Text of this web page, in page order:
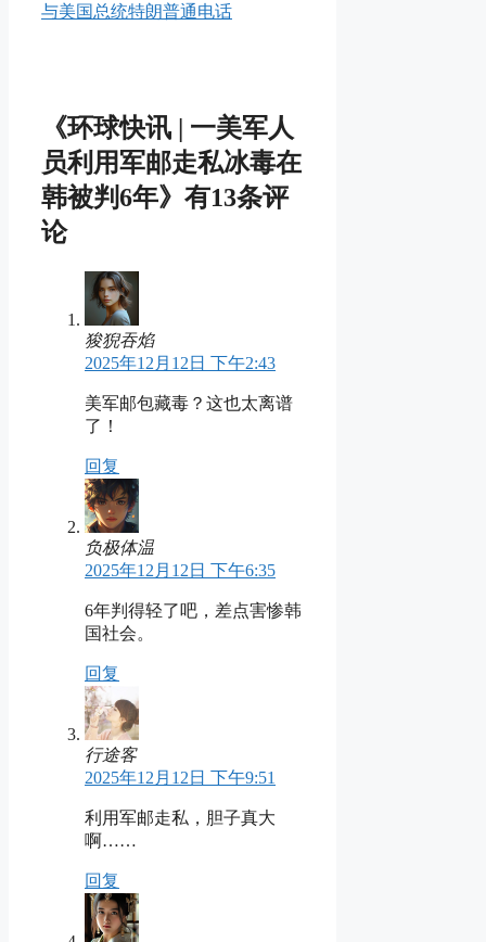
与美国总统特朗普通电话
《环球快讯 | 一美军人
员利用军邮走私冰毒在
韩被判6年》有13条评
论
狻猊吞焰
2025年12月12日 下午2:43
美军邮包藏毒？这也太离谱
了！
回复
负极体温
2025年12月12日 下午6:35
6年判得轻了吧，差点害惨韩
国社会。
回复
行途客
2025年12月12日 下午9:51
利用军邮走私，胆子真大
啊……
回复